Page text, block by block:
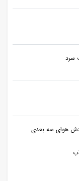
سرد
هوای سه بعدی